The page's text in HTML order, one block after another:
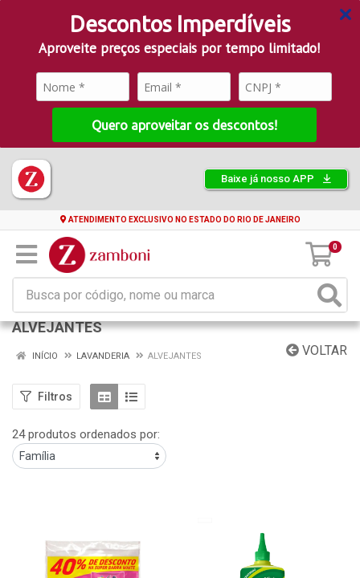
Descontos Imperdíveis
Aproveite preços especiais por tempo limitado!
Quero aproveitar os descontos!
Baixe já nosso APP
ATENDIMENTO EXCLUSIVO NO ESTADO DO RIO DE JANEIRO
0
ALVEJANTES
VOLTAR
INÍCIO LAVANDERIA ALVEJANTES
Filtros
24 produtos ordenados por: